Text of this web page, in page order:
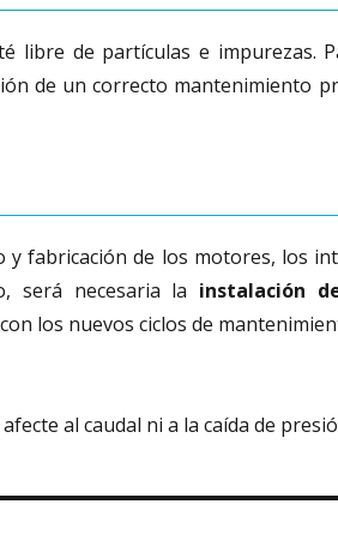
de partículas e impurezas.
de un correcto mantenimiento
y fabricación de los motores, los
será necesaria la instalación
los nuevos ciclos de
al caudal ni a la caída de